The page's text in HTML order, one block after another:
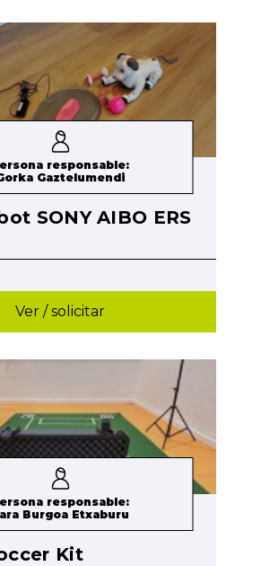
responsable:
Gaztelumendi
SONY AIBO ERS
Ver / solicitar
responsable:
Burgoa Etxaburu
Kit